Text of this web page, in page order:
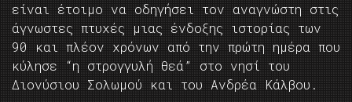
είναι έτοιμο να οδηγήσει τον αναγνώστη στις
άγνωστες πτυχές μιας ένδοξης ιστορίας των
90 και πλέον χρόνων από την πρώτη ημέρα που
κύλησε “η στρογγυλή θεά” στο νησί του
Διονύσιου Σολωμού και του Ανδρέα Κάλβου.